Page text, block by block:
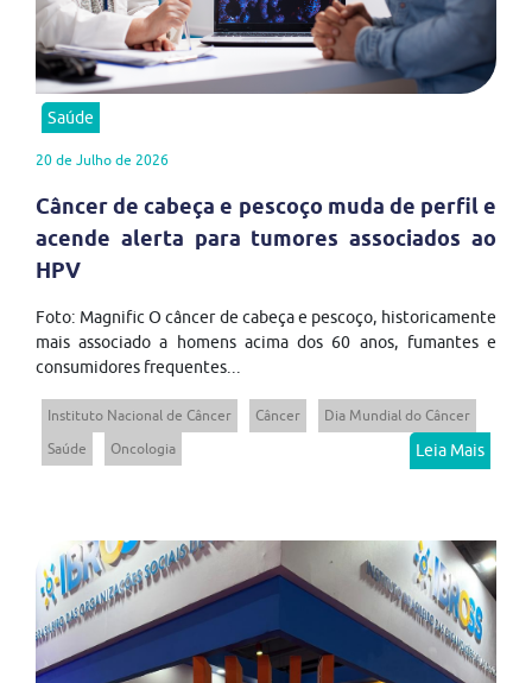
Saúde
20 de Julho de 2026
Câncer de cabeça e pescoço muda de perfil e
acende alerta para tumores associados ao
HPV
Foto: Magnific O câncer de cabeça e pescoço, historicamente
mais associado a homens acima dos 60 anos, fumantes e
consumidores frequentes...
Instituto Nacional de Câncer Câncer
Dia Mundial do Câncer
Saúde
Oncologia Leia Mais